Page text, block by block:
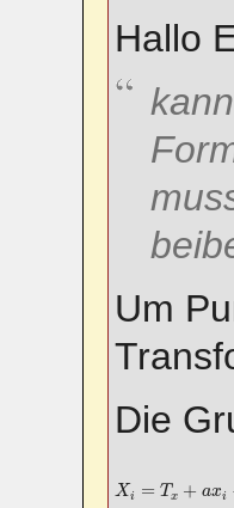
Hallo
Um
Die
Xi = Tx + axi
Xi x+ x